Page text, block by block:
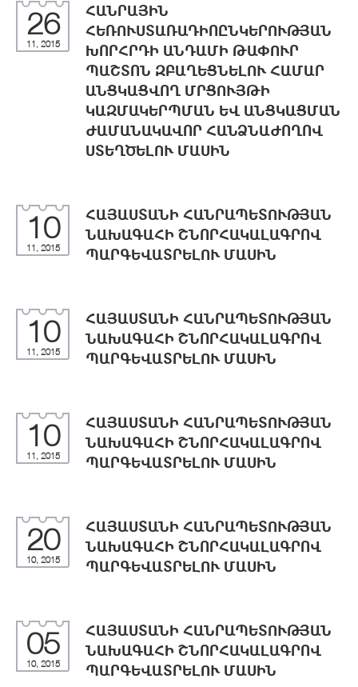
26
11, 2015
ՀԱՆՐԱՅԻՆ
ՀԵՌՈՒՍՏԱՌԱԴԻՈԸՆԿԵՐՈՒԹՅԱՆ
ԽՈՐՀՐԴԻ ԱՆԴԱՄԻ ԹԱՓՈՒՐ
ՊԱՇՏՈՆ ԶԲԱՂԵՑՆԵԼՈՒ ՀԱՄԱՐ
ԱՆՑԿԱՑՎՈՂ ՄՐՑՈՒՅԹԻ
ԿԱԶՄԱԿԵՐՊՄԱՆ ԵՎ ԱՆՑԿԱՑՄԱՆ
ԺԱՄԱՆԱԿԱՎՈՐ ՀԱՆՁՆԱԺՈՂՈՎ
ՍՏԵՂԾԵԼՈՒ ՄԱՍԻՆ
10
11, 2015
ՀԱՅԱՍՏԱՆԻ ՀԱՆՐԱՊԵՏՈՒԹՅԱՆ
ՆԱԽԱԳԱՀԻ ՇՆՈՐՀԱԿԱԼԱԳՐՈՎ
ՊԱՐԳԵՎԱՏՐԵԼՈՒ ՄԱՍԻՆ
10
11, 2015
ՀԱՅԱՍՏԱՆԻ ՀԱՆՐԱՊԵՏՈՒԹՅԱՆ
ՆԱԽԱԳԱՀԻ ՇՆՈՐՀԱԿԱԼԱԳՐՈՎ
ՊԱՐԳԵՎԱՏՐԵԼՈՒ ՄԱՍԻՆ
10
11, 2015
ՀԱՅԱՍՏԱՆԻ ՀԱՆՐԱՊԵՏՈՒԹՅԱՆ
ՆԱԽԱԳԱՀԻ ՇՆՈՐՀԱԿԱԼԱԳՐՈՎ
ՊԱՐԳԵՎԱՏՐԵԼՈՒ ՄԱՍԻՆ
20
10, 2015
ՀԱՅԱՍՏԱՆԻ ՀԱՆՐԱՊԵՏՈՒԹՅԱՆ
ՆԱԽԱԳԱՀԻ ՇՆՈՐՀԱԿԱԼԱԳՐՈՎ
ՊԱՐԳԵՎԱՏՐԵԼՈՒ ՄԱՍԻՆ
05
10, 2015
ՀԱՅԱՍՏԱՆԻ ՀԱՆՐԱՊԵՏՈՒԹՅԱՆ
ՆԱԽԱԳԱՀԻ ՇՆՈՐՀԱԿԱԼԱԳՐՈՎ
ՊԱՐԳԵՎԱՏՐԵԼՈՒ ՄԱՍԻՆ